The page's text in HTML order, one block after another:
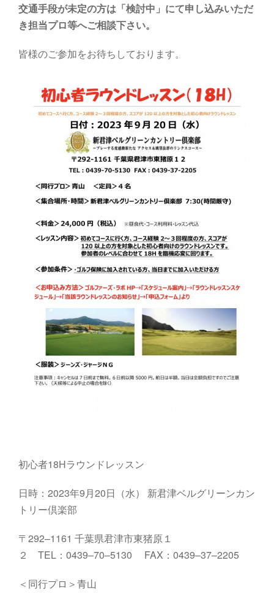
交通手段が未定の方は「検討中」にて申し込みいただ
き担当プロ等へご相談下さい。
皆様のご参加をお待ちしております。
初心者18Hラウンドレッスン
日時：2023年9月20日（水） 新君津ベルグリーンカン
トリー倶楽部
〒292–1161 千葉県君津市東猪原１
２ TEL ： 0439–70–5130 FAX ： 0439–37–2205
＜同行プロ＞青山